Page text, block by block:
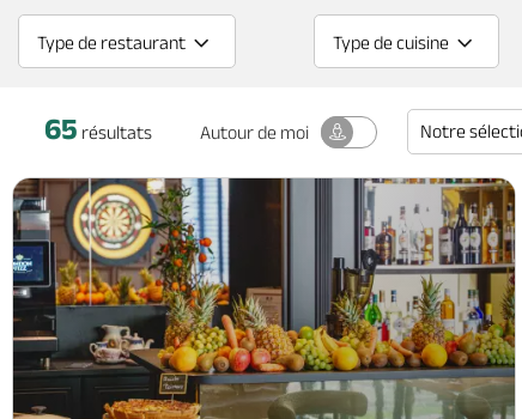
Type de restaurant Type de cuisine
65 résultats Autourde moi Notre